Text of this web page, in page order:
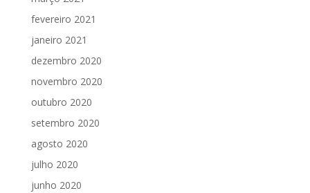
fevereiro 2021
janeiro 2021
dezembro 2020
novembro 2020
outubro 2020
setembro 2020
agosto 2020
julho 2020
junho 2020